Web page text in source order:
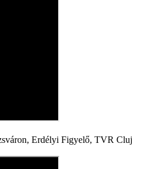
Erdélyi Figyelő, TVR Cluj